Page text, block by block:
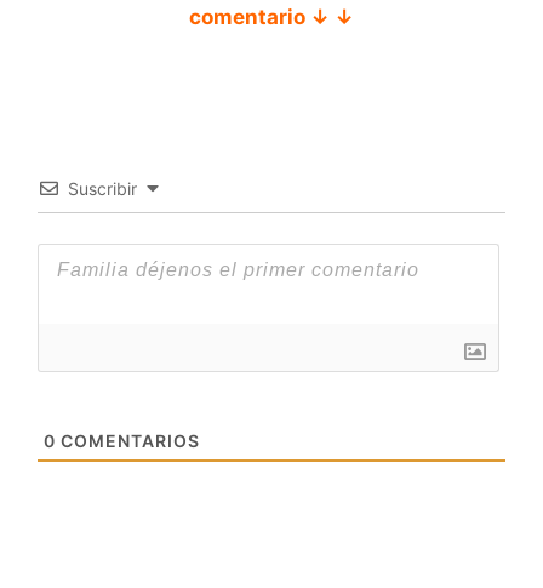
comentario ↓ ↓
Suscribir
0 COMENTARIOS